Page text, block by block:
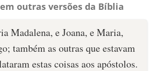
outras versões da Bíblia
Madalena, e Joana, e Maria,
também as outras que estavam
estas coisas aos apóstolos.